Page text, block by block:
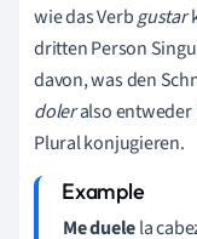
wie das Verbgustar
dritten Person
davon, was den
doleralso
Plural konjugieren.
Me duelela